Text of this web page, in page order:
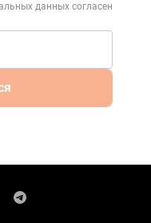
данных согласен